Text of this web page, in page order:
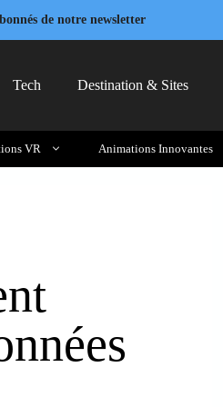
de notre newsletter
Tech Destination & Sites
VR Animations Innovantes